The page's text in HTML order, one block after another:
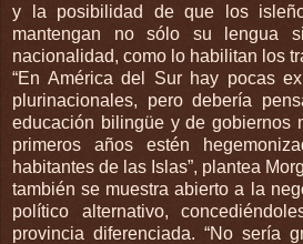
y la posibilidad de que los
mantengan no sólo su lengua
nacionalidad, como lo habilitan los
“En América del Sur hay pocas
plurinacionales, pero debería
educación bilingüe y de gobiernos
primeros años estén
habitantes de las Islas”, plantea
también se muestra abierto a la
político alternativo,
provincia diferenciada. “No sería